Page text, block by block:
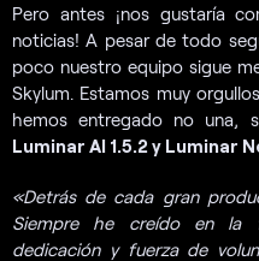
Pero antes ¡nos gustaría
noticias! A pesar de todo
poco nuestro equipo sigue
Skylum. Estamos muy
hemos entregado no una,
Luminar AI 1.5.2 y Luminar
«Detrás de cada gran
Siempre he creído en la
dedicación y fuerza de